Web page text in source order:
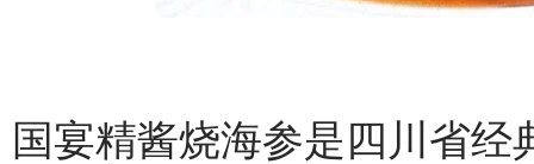
国宴精酱烧海参是四川省